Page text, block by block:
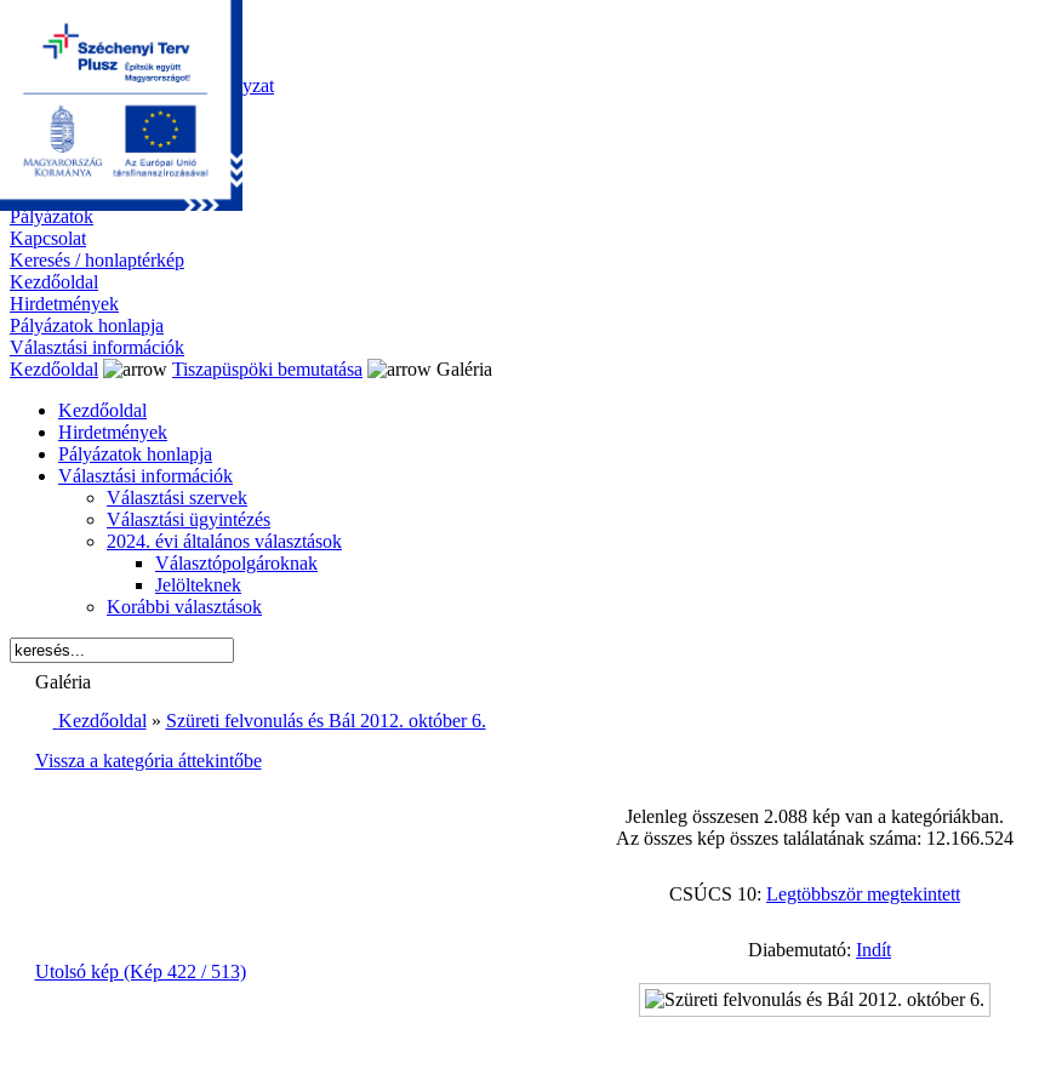
Kezdőoldal
Önkormányzat
Polgármesteri Hivatal
Roma Nemzetiségi Önkormányzat
Elektronikus ügyintézés
Közérdekű információk
Tiszapüspöki bemutatása
Galéria
Díjazottaink
Pályázatok
Kapcsolat
Keresés / honlaptérkép
Kezdőoldal
Hirdetmények
Pályázatok honlapja
Választási információk
Kezdőoldal
Tiszapüspöki bemutatása
Galéria
Kezdőoldal
Hirdetmények
Pályázatok honlapja
Választási információk
Választási szervek
Választási ügyintézés
2024. évi általános választások
Választópolgároknak
Jelölteknek
Korábbi választások
Galéria
Kezdőoldal » Szüreti felvonulás és Bál 2012. október 6.
Vissza a kategória áttekintőbe
Jelenleg összesen 2.088 kép van a kategóriákban.
Az összes kép összes találatának száma: 12.166.524
CSÚCS 10: Legtöbbször megtekintett
Diabemutató: Indít
Utolsó kép (Kép 422 / 513)